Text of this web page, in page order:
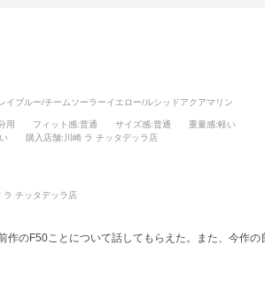
イブルー/チームソーラーイエロー/ルシッドアクアマリン
用 フィット感:普通 サイズ感:普通 重量感:軽い
購入店舗:川崎 ラ チッタデッラ店
ラ チッタデッラ店
作のF50ことについて話してもらえた。また、今作